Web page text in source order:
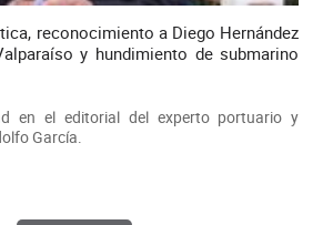
reconocimiento a Diego Hernández
y hundimiento de submarino
en el editorial del experto portuario y
García.